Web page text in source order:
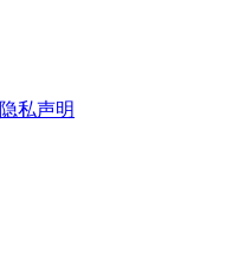
隐私声明